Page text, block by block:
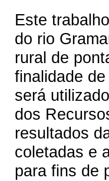
Este
do rio
rural de
finalidade
será
dos
resultados
coletadas e
para fins de